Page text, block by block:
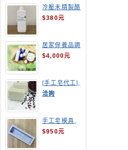
冷壓未精製酪
梨油
$380元
居家保養品調
配班
$4,000元
[手工皂代工],
酒粕皂
洽詢
手工皂模具,
長方形吐司模
$950元